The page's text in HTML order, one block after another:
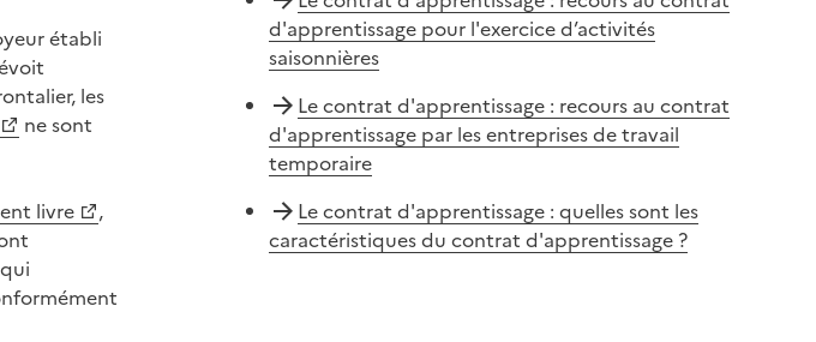
établi
les
ne sont
livre
,
d'apprentissage pour l'exercice d’activités
saisonnières
Le contrat d'apprentissage : recours au contrat
d'apprentissage par les entreprises de travail
temporaire
Le contrat d'apprentissage : quelles sont les
caractéristiques du contrat d'apprentissage ?